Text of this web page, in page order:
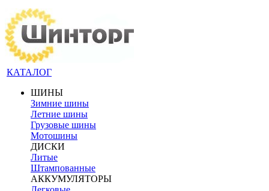
КАТАЛОГ
ШИНЫ
Зимние шины
Летние шины
Грузовые шины
Мотошины
ДИСКИ
Литые
Штампованные
АККУМУЛЯТОРЫ